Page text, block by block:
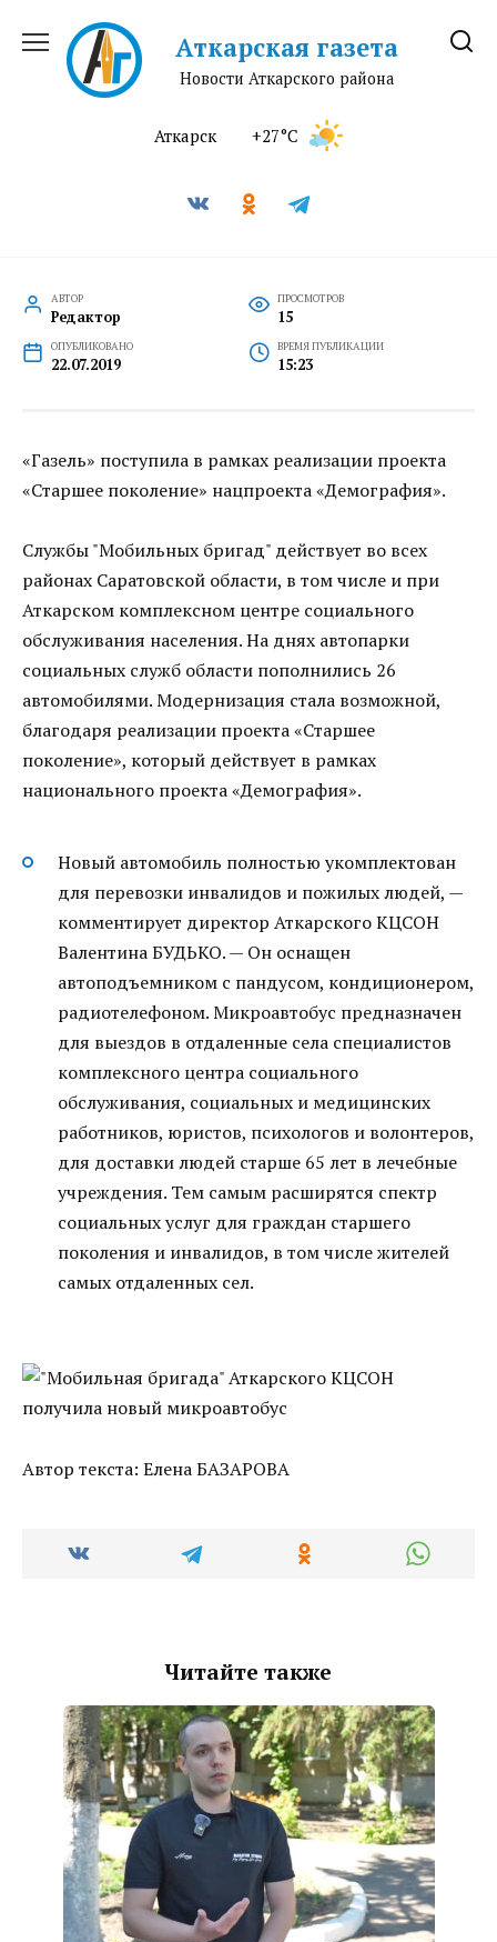
содержанию
Аткарская газета
Новости Аткарского района
Аткарск +27°C
АВТОР
Редактор
ПРОСМОТРОВ
15
ОПУБЛИКОВАНО
22.07.2019
ВРЕМЯ ПУБЛИКАЦИИ
15:23
«Газель» поступила в рамках реализации проекта
«Старшее поколение» нацпроекта «Демография».
Службы "Мобильных бригад" действует во всех
районах Саратовской области, в том числе и при
Аткарском комплексном центре социального
обслуживания населения. На днях автопарки
социальных служб области пополнились 26
автомобилями. Модернизация стала возможной,
благодаря реализации проекта «Старшее
поколение», который действует в рамках
национального проекта «Демография».
Новый автомобиль полностью укомплектован
для перевозки инвалидов и пожилых людей, —
комментирует директор Аткарского КЦСОН
Валентина БУДЬКО. — Он оснащен
автоподъемником с пандусом, кондиционером,
радиотелефоном. Микроавтобус предназначен
для выездов в отдаленные села специалистов
комплексного центра социального
обслуживания, социальных и медицинских
работников, юристов, психологов и волонтеров,
для доставки людей старше 65 лет в лечебные
учреждения. Тем самым расширятся спектр
социальных услуг для граждан старшего
поколения и инвалидов, в том числе жителей
самых отдаленных сел.
Автор текста: Елена БАЗАРОВА
Читайте также